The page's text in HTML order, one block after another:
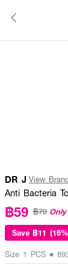
DR J View
Anti Bacteria
฿59 ฿70
Save ฿11
Size 1 PCS •